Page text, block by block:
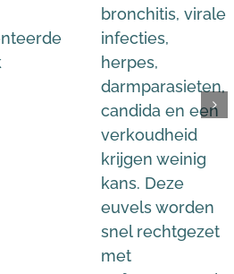
bronchitis, virale
infecties,
herpes,
darmparasieten,
candida en een
verkoudheid
krijgen weinig
kans. Deze
euvels worden
snel rechtgezet
met